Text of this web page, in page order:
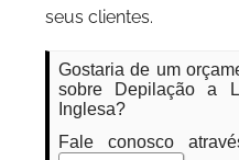
seus clientes.
Gostaria de um
sobre Depilação a
Inglesa?
Fale conosco